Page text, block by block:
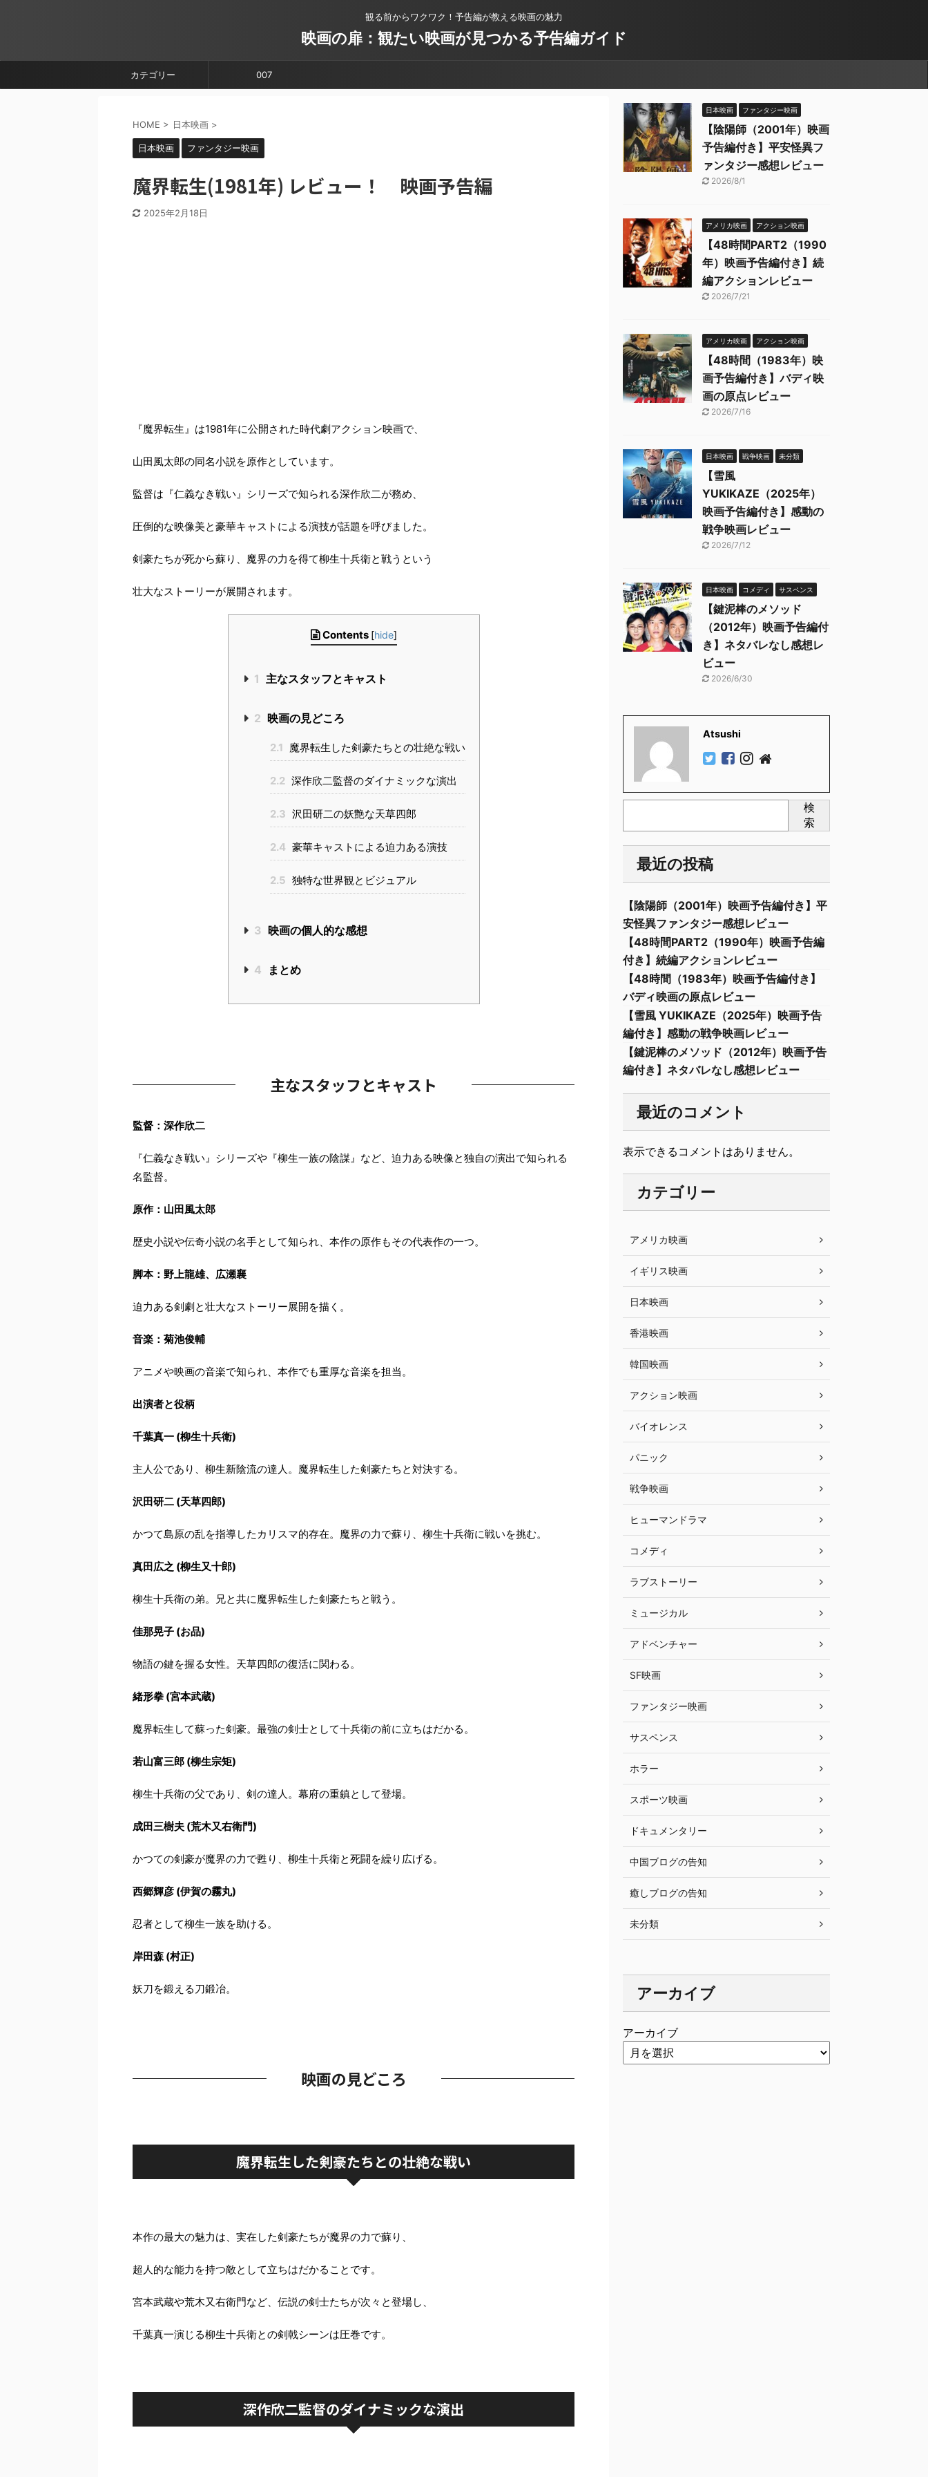
観る前からワクワク！予告編が教える映画の魅力
映画の扉：観たい映画が見つかる予告編ガイド
カテゴリー 007
HOME > 日本映画 >
日本映画 ファンタジー映画
魔界転生(1981年) レビュー！ 映画予告編
2025年2月18日
『魔界転生』は1981年に公開された時代劇アクション映画で、
山田風太郎の同名小説を原作としています。
監督は『仁義なき戦い』シリーズで知られる深作欣二が務め、
圧倒的な映像美と豪華キャストによる演技が話題を呼びました。
剣豪たちが死から蘇り、魔界の力を得て柳生十兵衛と戦うという
壮大なストーリーが展開されます。
Contents [hide]
1 主なスタッフとキャスト
2 映画の見どころ
2.1 魔界転生した剣豪たちとの壮絶な戦い
2.2 深作欣二監督のダイナミックな演出
2.3 沢田研二の妖艶な天草四郎
2.4 豪華キャストによる迫力ある演技
2.5 独特な世界観とビジュアル
3 映画の個人的な感想
4 まとめ
主なスタッフとキャスト
監督：深作欣二
『仁義なき戦い』シリーズや『柳生一族の陰謀』など、迫力ある映像と独自の演出で知られる
名監督。
原作：山田風太郎
歴史小説や伝奇小説の名手として知られ、本作の原作もその代表作の一つ。
脚本：野上龍雄、広瀬襄
迫力ある剣劇と壮大なストーリー展開を描く。
音楽：菊池俊輔
アニメや映画の音楽で知られ、本作でも重厚な音楽を担当。
出演者と役柄
千葉真一 (柳生十兵衛)
主人公であり、柳生新陰流の達人。魔界転生した剣豪たちと対決する。
沢田研二 (天草四郎)
かつて島原の乱を指導したカリスマ的存在。魔界の力で蘇り、柳生十兵衛に戦いを挑む。
真田広之 (柳生又十郎)
柳生十兵衛の弟。兄と共に魔界転生した剣豪たちと戦う。
佳那晃子 (お品)
物語の鍵を握る女性。天草四郎の復活に関わる。
緒形拳 (宮本武蔵)
魔界転生して蘇った剣豪。最強の剣士として十兵衛の前に立ちはだかる。
若山富三郎 (柳生宗矩)
柳生十兵衛の父であり、剣の達人。幕府の重鎮として登場。
成田三樹夫 (荒木又右衛門)
かつての剣豪が魔界の力で甦り、柳生十兵衛と死闘を繰り広げる。
西郷輝彦 (伊賀の霧丸)
忍者として柳生一族を助ける。
岸田森 (村正)
妖刀を鍛える刀鍛冶。
映画の見どころ
魔界転生した剣豪たちとの壮絶な戦い
本作の最大の魅力は、実在した剣豪たちが魔界の力で蘇り、
超人的な能力を持つ敵として立ちはだかることです。
宮本武蔵や荒木又右衛門など、伝説の剣士たちが次々と登場し、
千葉真一演じる柳生十兵衛との剣戟シーンは圧巻です。
深作欣二監督のダイナミックな演出
日本映画 ファンタジー映画
【陰陽師（2001年）映画
予告編付き】平安怪異フ
ァンタジー感想レビュー
2026/8/1
アメリカ映画 アクション映画
【48時間PART2（1990
年）映画予告編付き】続
編アクションレビュー
2026/7/21
アメリカ映画 アクション映画
【48時間（1983年）映
画予告編付き】バディ映
画の原点レビュー
2026/7/16
日本映画 戦争映画 未分類
【雪風
YUKIKAZE（2025年）
映画予告編付き】感動の
戦争映画レビュー
2026/7/12
日本映画 コメディ サスペンス
【鍵泥棒のメソッド
（2012年）映画予告編付
き】ネタバレなし感想レ
ビュー
2026/6/30
Atsushi
検
索
最近の投稿
【陰陽師（2001年）映画予告編付き】平
安怪異ファンタジー感想レビュー
【48時間PART2（1990年）映画予告編
付き】続編アクションレビュー
【48時間（1983年）映画予告編付き】
バディ映画の原点レビュー
【雪風 YUKIKAZE（2025年）映画予告
編付き】感動の戦争映画レビュー
【鍵泥棒のメソッド（2012年）映画予告
編付き】ネタバレなし感想レビュー
最近のコメント
表示できるコメントはありません。
カテゴリー
アメリカ映画
イギリス映画
日本映画
香港映画
韓国映画
アクション映画
バイオレンス
パニック
戦争映画
ヒューマンドラマ
コメディ
ラブストーリー
ミュージカル
アドベンチャー
SF映画
ファンタジー映画
サスペンス
ホラー
スポーツ映画
ドキュメンタリー
中国ブログの告知
癒しブログの告知
未分類
アーカイブ
アーカイブ